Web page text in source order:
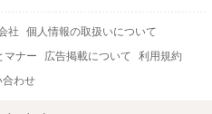
社
個人情報の取扱いについて
マナー 広告掲載について
利用規約
合わせ